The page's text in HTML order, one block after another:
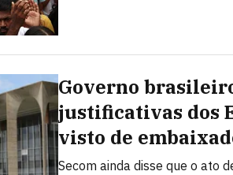
Governo
justificativas dos
visto de
Secom ainda disse que o ato